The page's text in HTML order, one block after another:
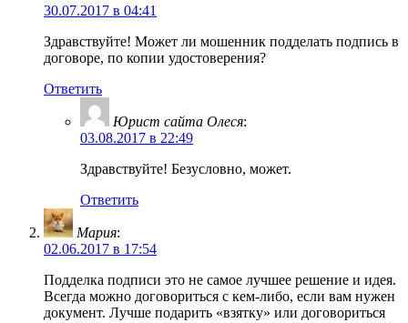
30.07.2017 в 04:41
Здравствуйте! Может ли мошенник подделать подпись в
договоре, по копии удостоверения?
Ответить
Юрист сайта Олеся:
03.08.2017 в 22:49
Здравствуйте! Безусловно, может.
Ответить
Мария:
02.06.2017 в 17:54
Подделка подписи это не самое лучшее решение и идея.
Всегда можно договориться с кем-либо, если вам нужен
документ. Лучше подарить «взятку» или договориться